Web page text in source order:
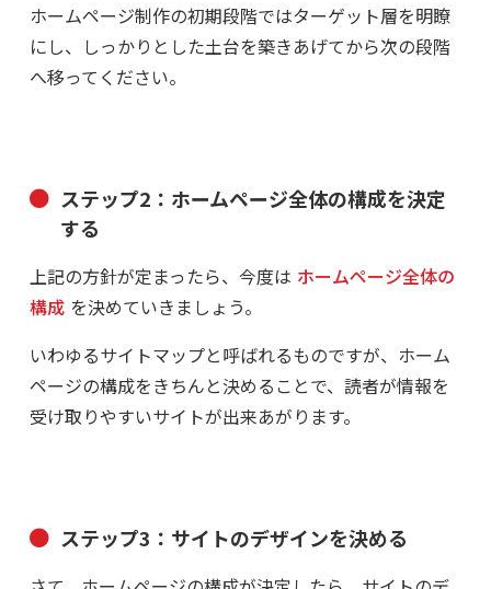
ホームページ制作の初期段階ではターゲット層を明瞭
にし、しっかりとした土台を築きあげてから次の段階
へ移ってください。
ステップ2：ホームページ全体の構成を決定
する
上記の方針が定まったら、今度は ホームページ全体の
構成 を決めていきましょう。
いわゆるサイトマップと呼ばれるものですが、ホーム
ページの構成をきちんと決めることで、読者が情報を
受け取りやすいサイトが出来あがります。
ステップ3：サイトのデザインを決める